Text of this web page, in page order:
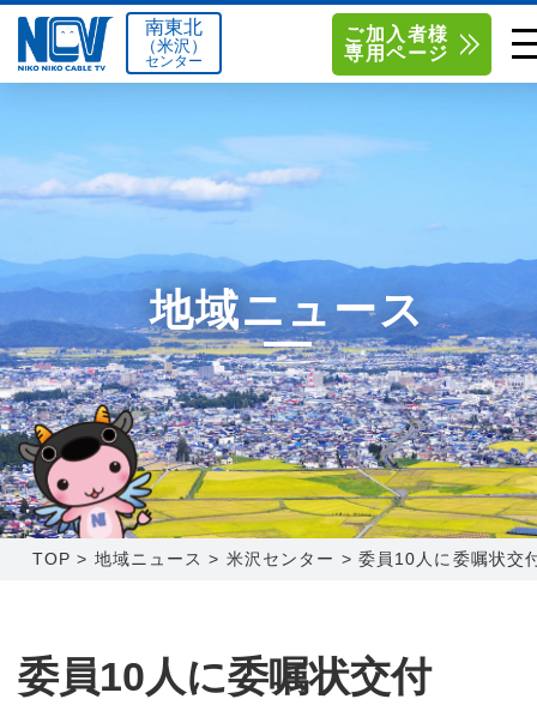
南東北センター（福島）
函館センター 0138-34-2525
新潟センター 025-210-1200
単品料金
お得なセットプラン
料金シミュレーション
サポート
Q&A
センター情報
採用情報
〒992-0044
山形県米沢市春日四丁目2-75
0238-24-2525
営業時間 9:00～18:00
南東北センター(福島)
〒960-8252
福島県福島市御山字一本松17-1-
1
0120-173-577
営業時間 9:15～18:00
南東北
（米沢）
センター
ご加入者様
専用ページ
地域ニュース
TOP > 地域ニュース > 米沢センター > 委員10人に委嘱状交
委員10人に委嘱状交付